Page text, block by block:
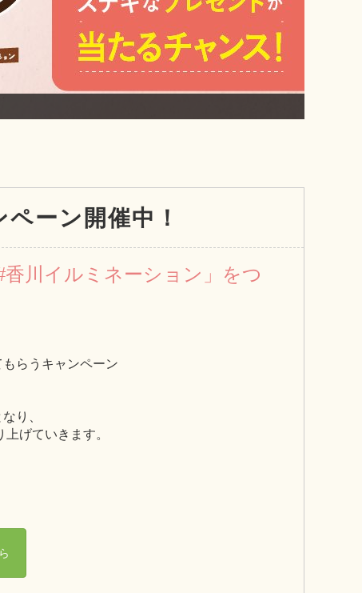
ーン開催中！
香川イルミネーション」をつ
らうキャンペーン
り、
げていきます。